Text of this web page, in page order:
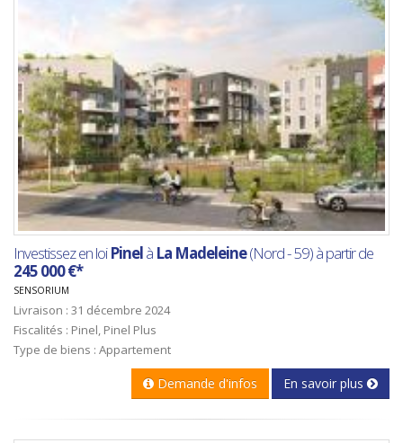
Investissez en loiPinelà La Madeleine(Nord - 59) à partir de
245 000 €*
SENSORIUM
Livraison : 31 décembre 2024
Fiscalités : Pinel, Pinel Plus
Type de biens : Appartement
Demande d'infos En savoir plus